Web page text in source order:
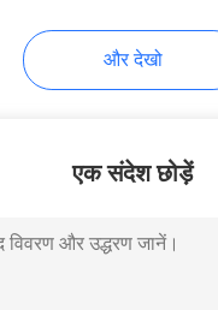
और देखो
एक संदेश छोड़ें